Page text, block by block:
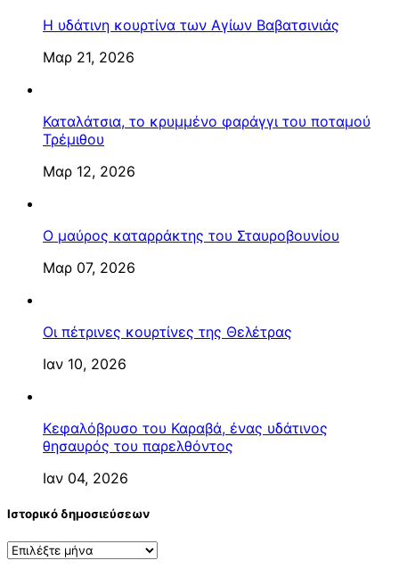
Η υδάτινη κουρτίνα των Αγίων Βαβατσινιάς
Μαρ 21, 2026
Καταλάτσια, το κρυμμένο φαράγγι του ποταμού
Τρέμιθου
Μαρ 12, 2026
Ο μαύρος καταρράκτης του Σταυροβουνίου
Μαρ 07, 2026
Οι πέτρινες κουρτίνες της Θελέτρας
Ιαν 10, 2026
Κεφαλόβρυσο του Καραβά, ένας υδάτινος
θησαυρός του παρελθόντος
Ιαν 04, 2026
Ιστορικό δημοσιεύσεων
Ιστορικό